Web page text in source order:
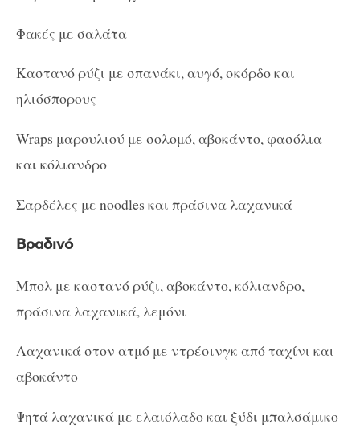
Φακές με σαλάτα
Καστανό ρύζι με σπανάκι, αυγό, σκόρδο και
ηλιόσπορους
Wraps μαρουλιού με σολομό, αβοκάντο, φασόλια
και κόλιανδρο
Σαρδέλες με noodles και πράσινα λαχανικά
Βραδινό
Μπολ με καστανό ρύζι, αβοκάντο, κόλιανδρο,
πράσινα λαχανικά, λεμόνι
Λαχανικά στον ατμό με ντρέσινγκ από ταχίνι και
αβοκάντο
Ψητά λαχανικά με ελαιόλαδο και ξύδι μπαλσάμικο